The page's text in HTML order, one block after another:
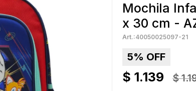
Mochila
x 30 cm -
40050025097-21
5
$ 1.139 $